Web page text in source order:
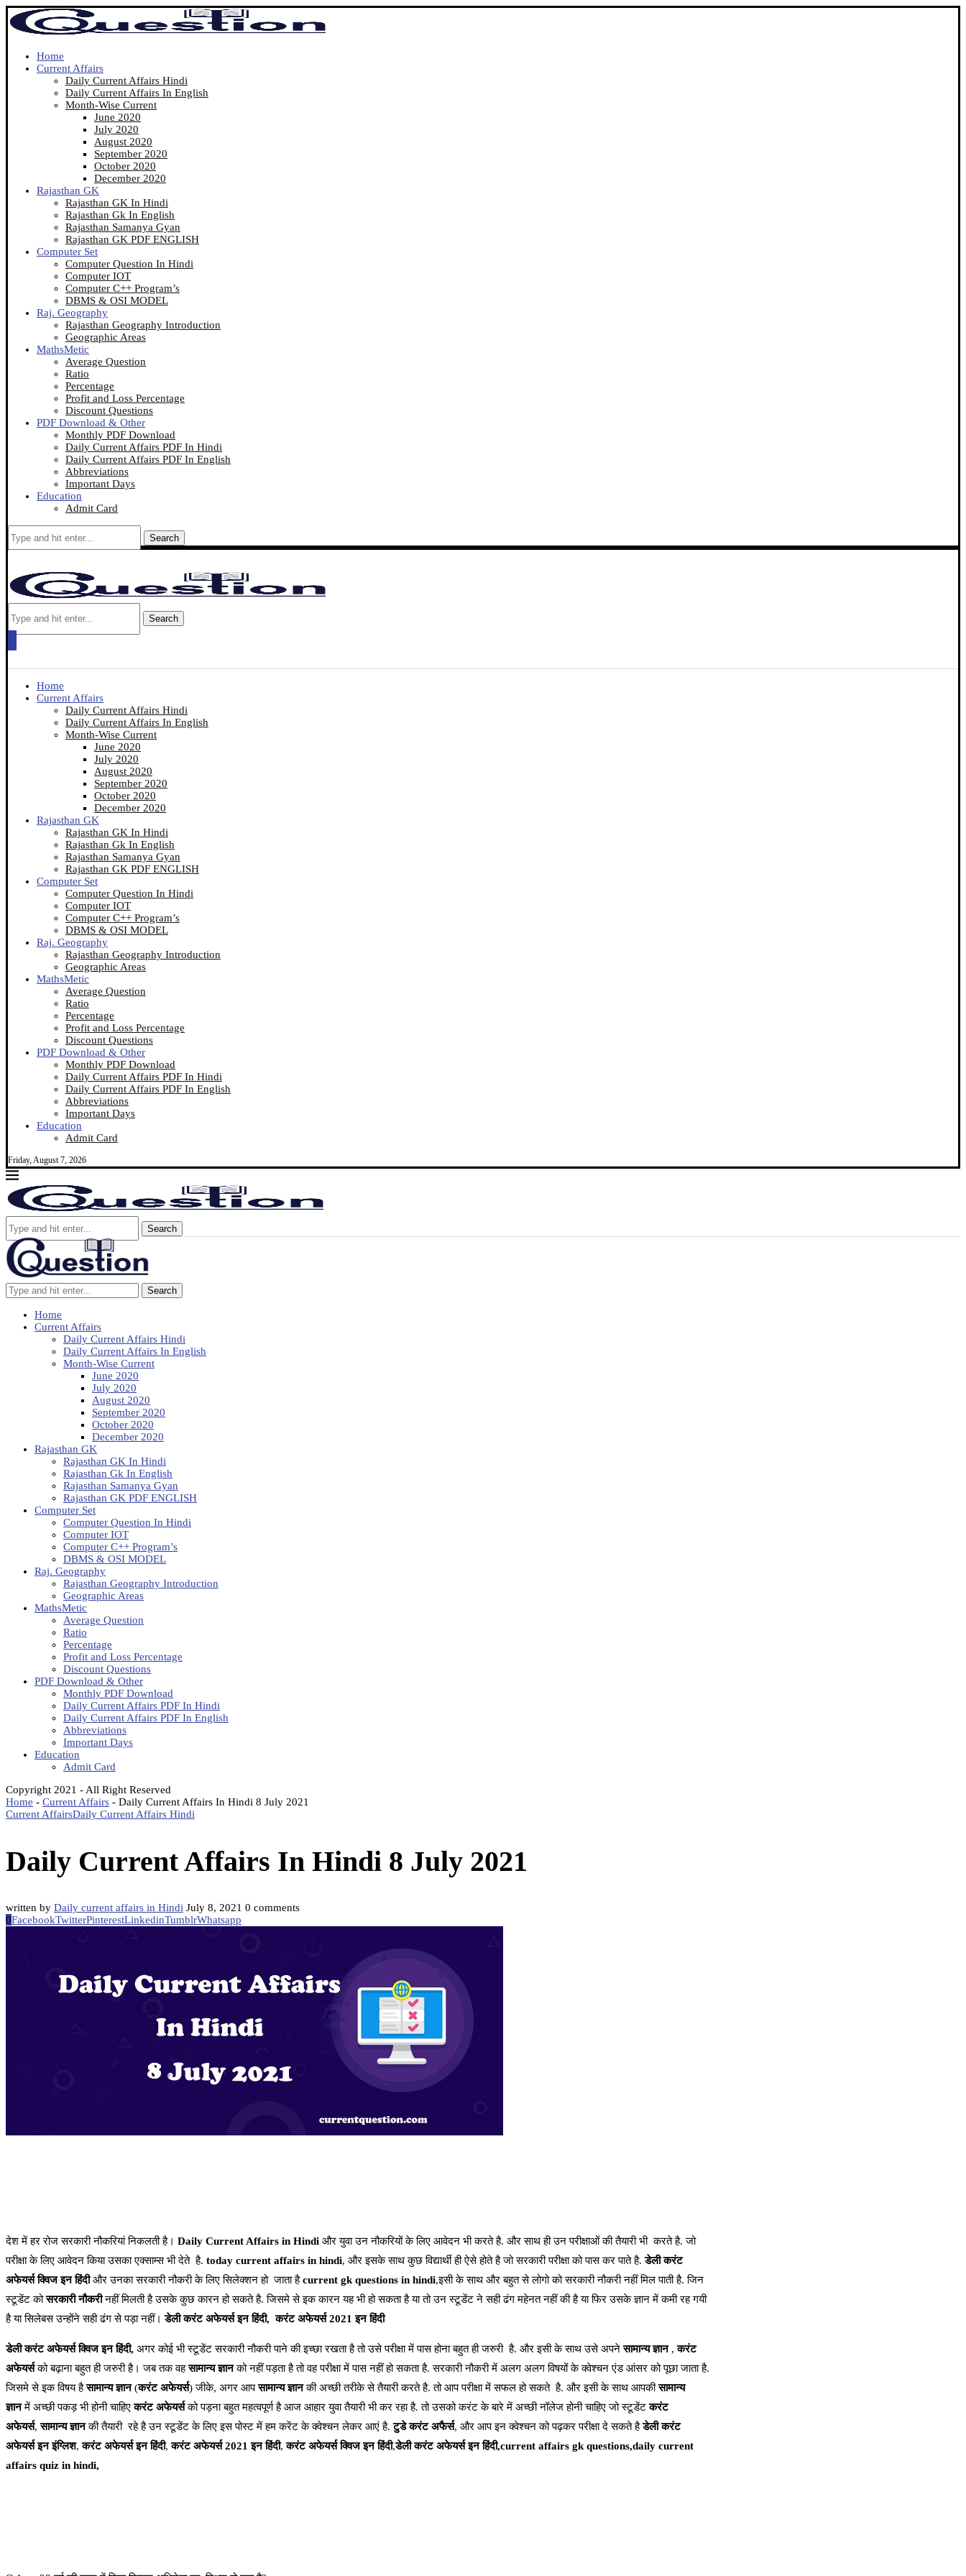
Home
Current Affairs
Daily Current Affairs Hindi
Daily Current Affairs In English
Month-Wise Current
June 2020
July 2020
August 2020
September 2020
October 2020
December 2020
Rajasthan GK
Rajasthan GK In Hindi
Rajasthan Gk In English
Rajasthan Samanya Gyan
Rajasthan GK PDF ENGLISH
Computer Set
Computer Question In Hindi
Computer IOT
Computer C++ Program’s
DBMS & OSI MODEL
Raj. Geography
Rajasthan Geography Introduction
Geographic Areas
MathsMetic
Average Question
Ratio
Percentage
Profit and Loss Percentage
Discount Questions
PDF Download & Other
Monthly PDF Download
Daily Current Affairs PDF In Hindi
Daily Current Affairs PDF In English
Abbreviations
Important Days
Education
Admit Card
Search
Search
Home
Current Affairs
Daily Current Affairs Hindi
Daily Current Affairs In English
Month-Wise Current
June 2020
July 2020
August 2020
September 2020
October 2020
December 2020
Rajasthan GK
Rajasthan GK In Hindi
Rajasthan Gk In English
Rajasthan Samanya Gyan
Rajasthan GK PDF ENGLISH
Computer Set
Computer Question In Hindi
Computer IOT
Computer C++ Program’s
DBMS & OSI MODEL
Raj. Geography
Rajasthan Geography Introduction
Geographic Areas
MathsMetic
Average Question
Ratio
Percentage
Profit and Loss Percentage
Discount Questions
PDF Download & Other
Monthly PDF Download
Daily Current Affairs PDF In Hindi
Daily Current Affairs PDF In English
Abbreviations
Important Days
Education
Admit Card
Friday, August 7, 2026
Search
Search
Home
Current Affairs
Daily Current Affairs Hindi
Daily Current Affairs In English
Month-Wise Current
June 2020
July 2020
August 2020
September 2020
October 2020
December 2020
Rajasthan GK
Rajasthan GK In Hindi
Rajasthan Gk In English
Rajasthan Samanya Gyan
Rajasthan GK PDF ENGLISH
Computer Set
Computer Question In Hindi
Computer IOT
Computer C++ Program’s
DBMS & OSI MODEL
Raj. Geography
Rajasthan Geography Introduction
Geographic Areas
MathsMetic
Average Question
Ratio
Percentage
Profit and Loss Percentage
Discount Questions
PDF Download & Other
Monthly PDF Download
Daily Current Affairs PDF In Hindi
Daily Current Affairs PDF In English
Abbreviations
Important Days
Education
Admit Card
Copyright 2021 - All Right Reserved
Home - Current Affairs - Daily Current Affairs In Hindi 8 July 2021
Current AffairsDaily Current Affairs Hindi
Daily Current Affairs In Hindi 8 July 2021
written by Daily current affairs in Hindi July 8, 2021 0 comments
0FacebookTwitterPinterestLinkedinTumblrWhatsapp
देश में हर रोज सरकारी नौकरियां निकलती है। Daily Current Affairs in Hindi और युवा उन नौकरियों के लिए आवेदन भी करते है. और साथ ही उन परीक्षाओं की तैयारी भी करते है. जो
परीक्षा के लिए आवेदन किया उसका एक्साम्स भी देते है. today current affairs in hindi, और इसके साथ कुछ विद्यार्थी ही ऐसे होते है जो सरकारी परीक्षा को पास कर पाते है. डेली करंट
अफेयर्स क्विज इन हिंदीऔर उनका सरकारी नौकरी के लिए सिलेक्शन हो जाता हैcurrent gk questions in hindi,इसी के साथ और बहुत से लोगो को सरकारी नौकरी नहीं मिल पाती है. जिन
स्टूडेंट कोसरकारी नौकरीनहीं मिलती है उसके कुछ कारन हो सकते है. जिसमे से इक कारन यह भी हो सकता है या तो उन स्टूडेंट ने सही ढंग महेनत नहीं की है या फिर उसके ज्ञान में कमी रह गयी
है या सिलेबस उन्होंने सही ढंग से पड़ा नहीं।डेली करंट अफेयर्स इन हिंदी, करंट अफेयर्स 2021 इन हिंदी
डेली करंट अफेयर्स क्विज इन हिंदी, अगर कोई भी स्टूडेंट सरकारी नौकरी पाने की इच्छा रखता है तो उसे परीक्षा में पास होना बहुत ही जरुरी है. और इसी के साथ उसे अपनेसामान्य ज्ञान,करंट
अफेयर्सको बढ़ाना बहुत ही जरुरी है। जब तक वहसामान्य ज्ञानको नहीं पड़ता है तो वह परीक्षा में पास नहीं हो सकता है. सरकारी नौकरी में अलग अलग विषयों के क्वेश्चन एंड आंसर को पूछा जाता है.
जिसमे से इक विषय हैसामान्य ज्ञान(करंट अफेयर्स) जीके, अगर आपसामान्य ज्ञानकी अच्छी तरीके से तैयारी करते है. तो आप परीक्षा में सफल हो सकते है. और इसी के साथ आपकीसामान्य
ज्ञानमें अच्छी पकड़ भी होनी चाहिएकरंट अफेयर्सको पड़ना बहुत महत्वपूर्ण है आज आहार युवा तैयारी भी कर रहा है. तो उसको करंट के बारे में अच्छी नॉलेज होनी चाहिए जो स्टूडेंटकरंट
अफेयर्स,सामान्य ज्ञानकी तैयारी रहे है उन स्टूडेंट के लिए इस पोस्ट में हम करेंट के क्वेश्चन लेकर आएं है.टुडे करंट अफैर्स, और आप इन क्वेश्चन को पढ़कर परीक्षा दे सकते हैडेली करंट
अफेयर्स इन इंग्लिश,करंट अफेयर्स इन हिंदी,करंट अफेयर्स 2021 इन हिंदी,करंट अफेयर्स क्विज इन हिंदी,डेली करंट अफेयर्स इन हिंदी,current affairs gk questions,daily current
affairs quiz in hindi,